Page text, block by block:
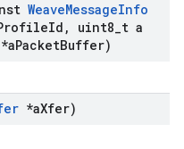
WeaveMessageInfo
Id , uint8 t a
*aPacketBuffer)
*aXfer)